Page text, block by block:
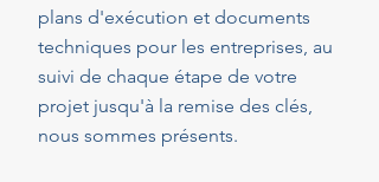
plans d'exécution et documents
techniques pour les entreprises, au
suivi de chaque étape de votre
projet jusqu'à la remise des clés,
nous sommes présents.